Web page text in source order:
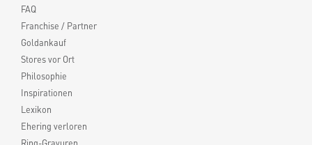
FAQ
Franchise / Partner
Goldankauf
Stores vor Ort
Philosophie
Inspirationen
Lexikon
Ehering verloren